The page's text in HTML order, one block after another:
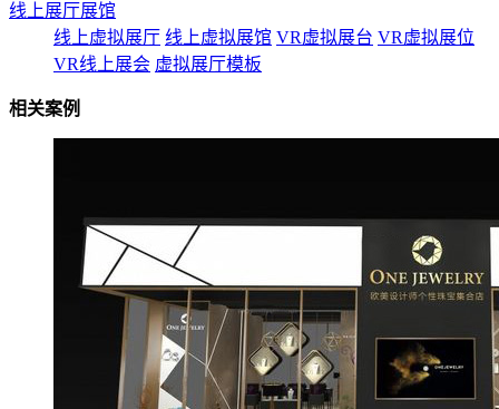
线上展厅展馆
线上虚拟展厅 线上虚拟展馆 VR虚拟展台 VR虚拟展位
VR线上展会 虚拟展厅模板
相关案例